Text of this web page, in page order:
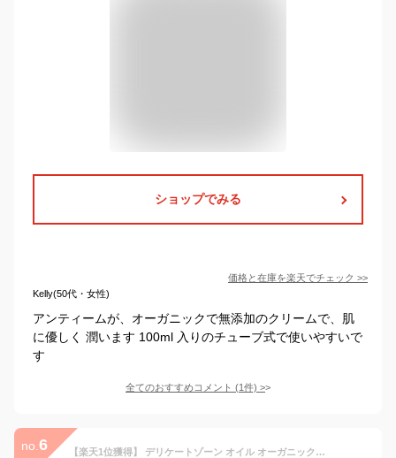
ショップでみる
価格と在庫を楽天でチェック >>
Kelly(50代・女性)
アンティームが、オーガニックで無添加のクリームで、肌
に優しく 潤います 100ml 入りのチューブ式で使いやすいで
す
全てのおすすめコメント (1件) >
no. 6 【楽天1位獲得】 デリケートゾーン オイル オーガニック 100% センシュアルマッサージオイル 50mL 膣ケア デリケートゾーンケア フェムケア 会陰 マッサージ 更年期 乾燥 黒ずみ 保湿 無添加 膣オイル 膣マッサージ 国産 アーユルヴェーダ ラベンダー ジョンアンドマリー